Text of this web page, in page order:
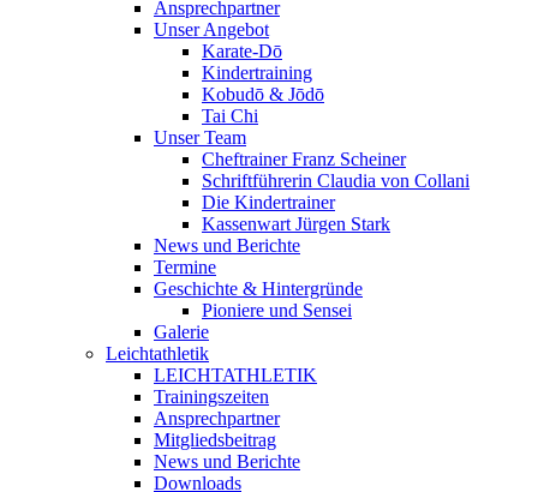
Ansprechpartner
Unser Angebot
Karate-Dō
Kindertraining
Kobudō & Jōdō
Tai Chi
Unser Team
Cheftrainer Franz Scheiner
Schriftführerin Claudia von Collani
Die Kindertrainer
Kassenwart Jürgen Stark
News und Berichte
Termine
Geschichte & Hintergründe
Pioniere und Sensei
Galerie
Leichtathletik
LEICHTATHLETIK
Trainingszeiten
Ansprechpartner
Mitgliedsbeitrag
News und Berichte
Downloads